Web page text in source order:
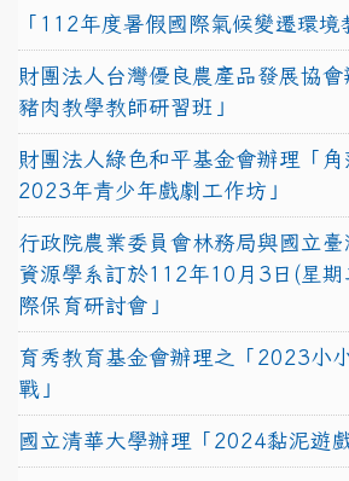
「112年度暑假國際氣候變遷環境
財團法人台灣優良農產品發展協
豬肉教學教師研習班」
財團法人綠色和平基金會辦理「角
2023年青少年戲劇工作坊」
行政院農業委員會林務局與國立
資源學系訂於112年10月3日(星
際保育研討會」
育秀教育基金會辦理之「2023小
戰」
國立清華大學辦理「2024黏泥遊